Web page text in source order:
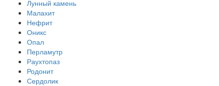
Лунный камень
Малахит
Нефрит
Оникс
Опал
Перламутр
Раухтопаз
Родонит
Сердолик